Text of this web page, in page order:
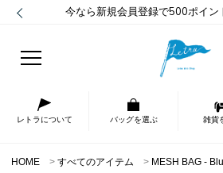
今なら新規会員登録で500ポイン
レトラについて バッグを選ぶ 雑貨
HOME すべてのアイテム MESH BAG -